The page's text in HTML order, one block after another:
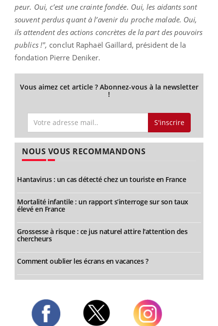
peur. Oui, c’est une crainte fondée. Oui, les aidants sont
souvent perdus quant à l’avenir du proche malade. Oui,
ils attendent des actions concrètes de la part des pouvoirs
publics !", conclut Raphaël Gaillard, président de la
fondation Pierre Deniker.
Vous aimez cet article ? Abonnez-vous à la newsletter
!
S'inscrire
NOUS VOUS RECOMMANDONS
Hantavirus : un cas détecté chez un touriste en France
Mortalité infantile : un rapport s’interroge sur son taux
élevé en France
Grossesse à risque : ce jus naturel attire l'attention des
chercheurs
Comment oublier les écrans en vacances ?